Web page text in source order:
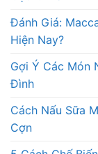
Đánh Giá:
Hiện Nay?
Gợi Ý Các Món
Đình
Cách Nấu Sữa
Cợn